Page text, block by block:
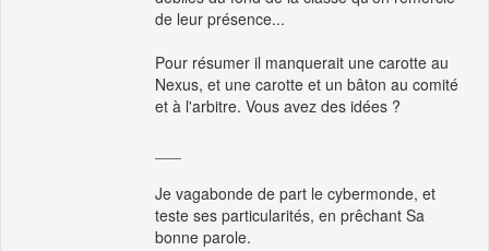
de leur présence...
Pour résumer il manquerait une carotte au
Nexus, et une carotte et un bâton au comité
et à l'arbitre. Vous avez des idées ?
Je vagabonde de part le cybermonde, et
teste ses particularités, en prêchant Sa
bonne parole.